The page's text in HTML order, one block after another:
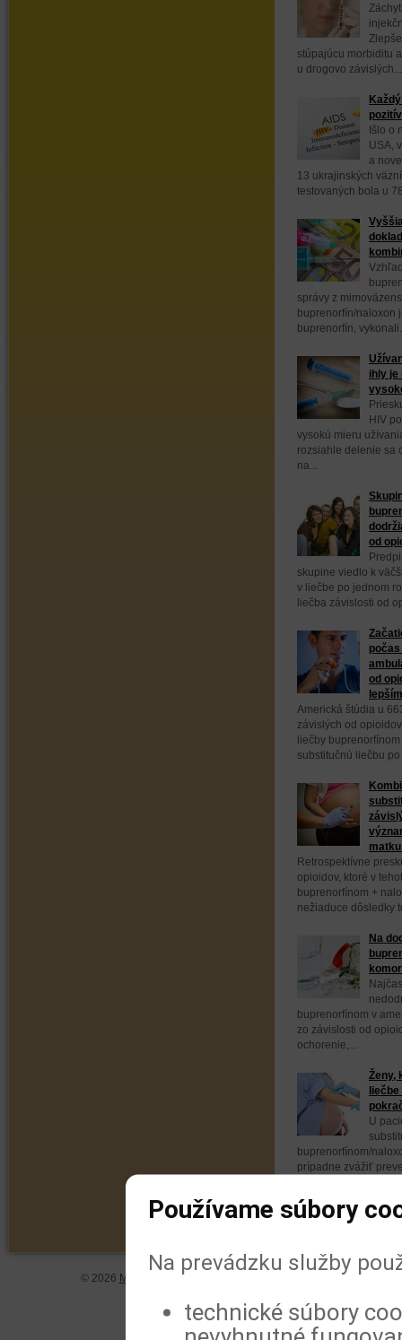
stúpajúcu morbiditu
u drogovo závislých...
Išlo o
USA,
a
13 ukrajinských
testovaných bola u
správy z
buprenorfín/naloxon
buprenorfín,
ihly je
HIV
vysokú mieru
rozsiahle delenie sa
na...
od
skupine viedlo k
v liečbe po jednom
liečba závislosti od
od
Americká štúdia u
závislých od
liečby
substitučnú liečbu
Retrospektívne
opioidov, ktoré v
buprenorfínom +
nežiaduce dôsledky
Na
buprenorfínom v
zo závislosti od
ochorenie,...
Ženy,
liečbe
U
buprenorfínom/
prípadne zvážiť
© 2026 MeDitorial | ISSN 1804-0802 | Zásady
Používame súbory
Na prevádzku služby
technické súbory